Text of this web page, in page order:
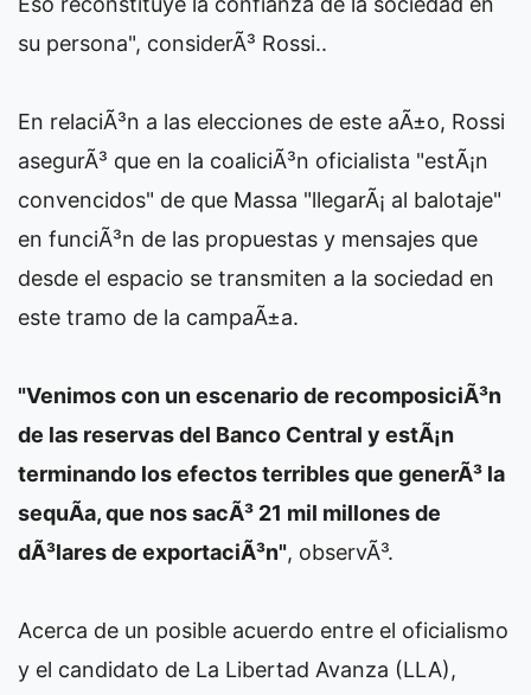
su persona", considerÃ³ Rossi..
En relaciÃ³n a las elecciones de este aÃ±o, Rossi
asegurÃ³ que en la coaliciÃ³n oficialista "estÃ¡n
convencidos" de que Massa "llegarÃ¡ al balotaje"
en funciÃ³n de las propuestas y mensajes que
desde el espacio se transmiten a la sociedad en
este tramo de la campaÃ±a.
"Venimos con un escenario de recomposiciÃ³n
de las reservas del Banco Central y estÃ¡n
terminando los efectos terribles que generÃ³ la
sequÃ­a, que nos sacÃ³ 21 mil millones de
dÃ³lares de exportaciÃ³n", observÃ³.
Acerca de un posible acuerdo entre el oficialismo
y el candidato de La Libertad Avanza (LLA),